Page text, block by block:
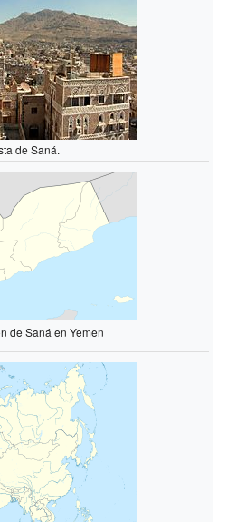
de Saná.
de Saná en Yemen